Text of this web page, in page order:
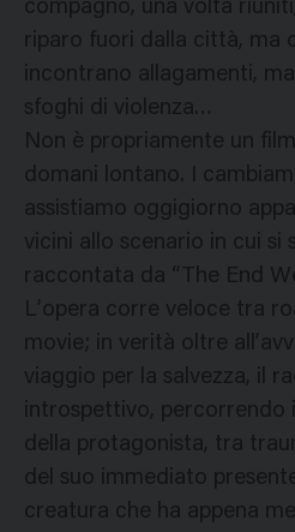
compagno, una volta
riparo fuori dalla città, ma
incontrano allagamenti,
sfoghi di violenza…
Non è propriamente un
domani lontano. I
assistiamo oggigiorno
vicini allo scenario in cui si
raccontata da “The End
L’opera corre veloce tra
movie; in verità oltre
viaggio per la salvezza, il
introspettivo, percorrendo
della protagonista, tra
del suo immediato
creatura che ha appena